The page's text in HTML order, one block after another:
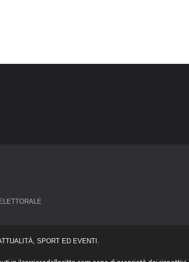
SPORT ED EVENTI.